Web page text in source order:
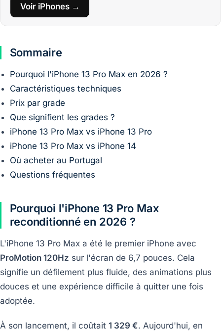
Voir iPhones →
Sommaire
Pourquoi l'iPhone 13 Pro Max en 2026 ?
Caractéristiques techniques
Prix par grade
Que signifient les grades ?
iPhone 13 Pro Max vs iPhone 13 Pro
iPhone 13 Pro Max vs iPhone 14
Où acheter au Portugal
Questions fréquentes
Pourquoi l'iPhone 13 Pro Max
reconditionné en 2026 ?
L'iPhone 13 Pro Max a été le premier iPhone avec
ProMotion 120Hz sur l'écran de 6,7 pouces. Cela
signifie un défilement plus fluide, des animations plus
douces et une expérience difficile à quitter une fois
adoptée.
À son lancement, il coûtait 1 329 €. Aujourd'hui, en